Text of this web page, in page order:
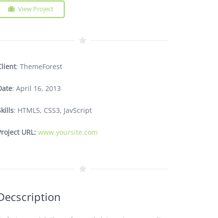
View Project
: ThemeForest
: April 16, 2013
: HTML5, CSS3, JavScript
URL: www.yoursite.com